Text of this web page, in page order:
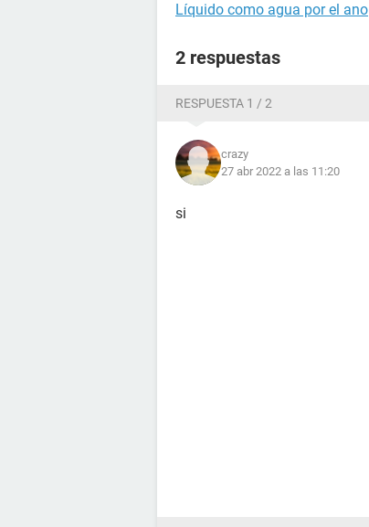
Líquido como agua por el ano
2 respuestas
RESPUESTA 1 / 2
crazy
27 abr 2022 a las 11:20
si